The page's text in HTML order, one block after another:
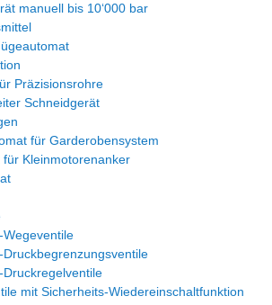
manuell bis 10‘000 bar
Präzisionsrohre
Schneidgerät
für Garderobensystem
für Kleinmotorenanker
Druckbegrenzungsventile
Druckregelventile
mit Sicherheits-Wiedereinschaltfunktion